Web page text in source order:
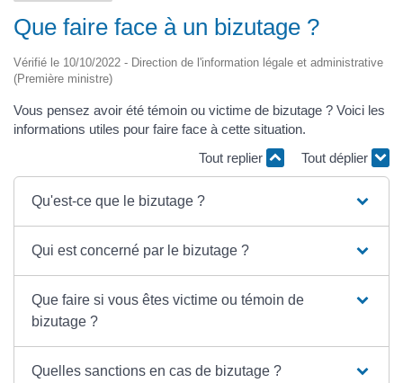
Que faire face à un bizutage ?
Vérifié le 10/10/2022 - Direction de l'information légale et administrative
(Première ministre)
Vous pensez avoir été témoin ou victime de bizutage ? Voici les
informations utiles pour faire face à cette situation.
Tout replier
Tout déplier
Qu'est-ce que le bizutage ?
Qui est concerné par le bizutage ?
Que faire si vous êtes victime ou témoin de
bizutage ?
Quelles sanctions en cas de bizutage ?